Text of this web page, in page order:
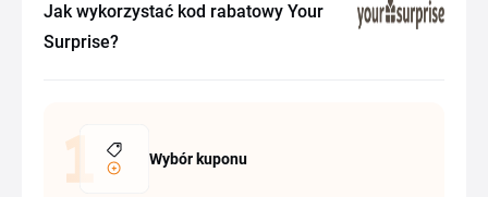
Jak wykorzystać kod rabatowy Your
Surprise?
Wybór kuponu